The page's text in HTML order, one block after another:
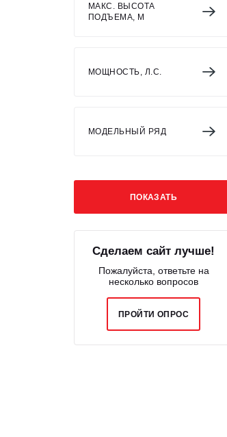
МАКС. ВЫСОТА
ПОДЪЕМА, М
МОЩНОСТЬ, Л.С.
МОДЕЛЬНЫЙ РЯД
Сделаем сайт лучше!
Пожалуйста, ответьте на
несколько вопросов
ПРОЙТИ ОПРОС